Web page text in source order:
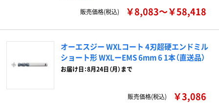
販売価格(税込)
￥8,083～￥58,418
オーエスジー WXLコート 4刃超硬エンドミル
ショート形 WXLーEMS 6mm 6 1本（直送品）
お届け日：8月24日（月）まで
販売価格(税込) ￥3,086